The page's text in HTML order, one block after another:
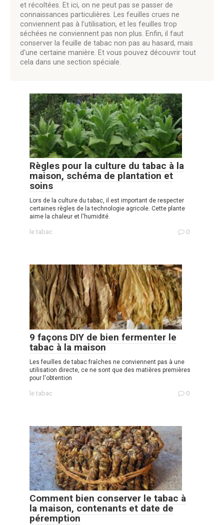
et récoltées. Et ici, on ne peut pas se passer de
connaissances particulières. Les feuilles crues ne
conviennent pas à l'utilisation, et les feuilles trop
séchées ne conviennent pas non plus. Enfin, il faut
conserver la feuille de tabac non pas au hasard, mais
d'une certaine manière. Et vous pouvez découvrir tout
cela dans une section spéciale.
Règles pour la culture du tabac à la
maison, schéma de plantation et
soins
Lors de la culture du tabac, il est important de respecter
certaines règles de la technologie agricole. Cette plante
aime la chaleur et l'humidité.
le tabac 0
9 façons DIY de bien fermenter le
tabac à la maison
Les feuilles de tabac fraîches ne conviennent pas à une
utilisation directe, ce ne sont que des matières premières
pour l'obtention
le tabac 0
Comment bien conserver le tabac à
la maison, contenants et date de
péremption